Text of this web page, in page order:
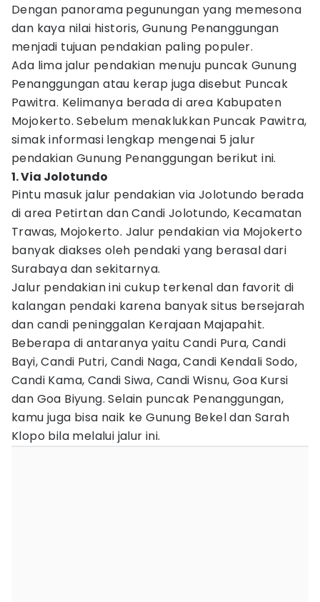
Dengan panorama pegunungan yang memesona
dan kaya nilai historis, Gunung Penanggungan
menjadi tujuan pendakian paling populer.
Ada lima jalur pendakian menuju puncak Gunung
Penanggungan atau kerap juga disebut Puncak
Pawitra. Kelimanya berada di area Kabupaten
Mojokerto. Sebelum menaklukkan Puncak Pawitra,
simak informasi lengkap mengenai 5 jalur
pendakian Gunung Penanggungan berikut ini.
1. Via Jolotundo
Pintu masuk jalur pendakian via Jolotundo berada
di area Petirtan dan Candi Jolotundo, Kecamatan
Trawas, Mojokerto. Jalur pendakian via Mojokerto
banyak diakses oleh pendaki yang berasal dari
Surabaya dan sekitarnya.
Jalur pendakian ini cukup terkenal dan favorit di
kalangan pendaki karena banyak situs bersejarah
dan candi peninggalan Kerajaan Majapahit.
Beberapa di antaranya yaitu Candi Pura, Candi
Bayi, Candi Putri, Candi Naga, Candi Kendali Sodo,
Candi Kama, Candi Siwa, Candi Wisnu, Goa Kursi
dan Goa Biyung. Selain puncak Penanggungan,
kamu juga bisa naik ke Gunung Bekel dan Sarah
Klopo bila melalui jalur ini.